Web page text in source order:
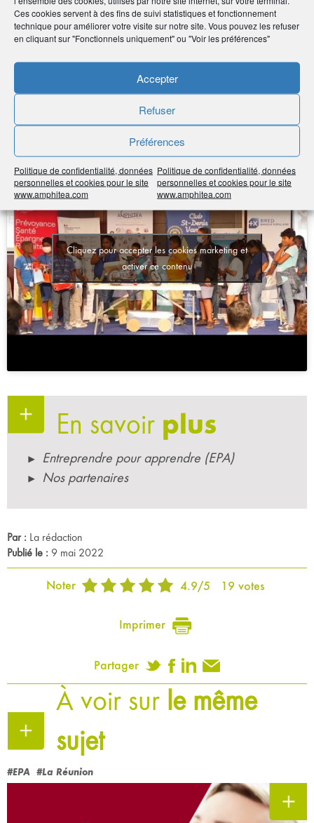
Ces cookies servent à des fins de suivi statistiques et fonctionnement
technique pour améliorer votre visite sur notre site. Vous pouvez les refuser
en cliquant sur "Fonctionnels uniquement" ou "Voir les préférences"
Accepter
Refuser
Préférences
Politique de confidentialité, données
personnelles et cookies pour le site
www.amphitea.com
Politique de confidentialité, données
personnelles et cookies pour le site
www.amphitea.com
•Prix du public collège
Cliquez pour accepter les cookies marketing et
activer ce contenu
En savoir plus
Entreprendre pour apprendre (EPA)
Nos partenaires
Par : La rédaction
Publié le : 9 mai 2022
Noter 4.9/5 19 votes
Imprimer
Partager
À voir sur le même
sujet
#EPA #La Réunion